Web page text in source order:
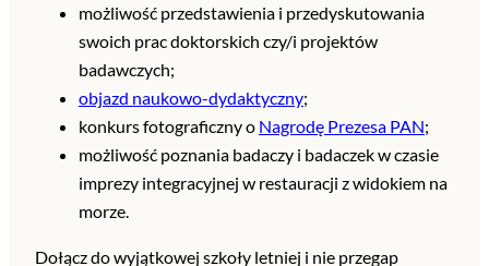
możliwość przedstawienia i przedyskutowania
swoich prac doktorskich czy/i projektów
badawczych;
objazd naukowo-dydaktyczny;
konkurs fotograficzny o Nagrodę Prezesa PAN;
możliwość poznania badaczy i badaczek w czasie
imprezy integracyjnej w restauracji z widokiem na
morze.
Dołącz do wyjątkowej szkoły letniej i nie przegap